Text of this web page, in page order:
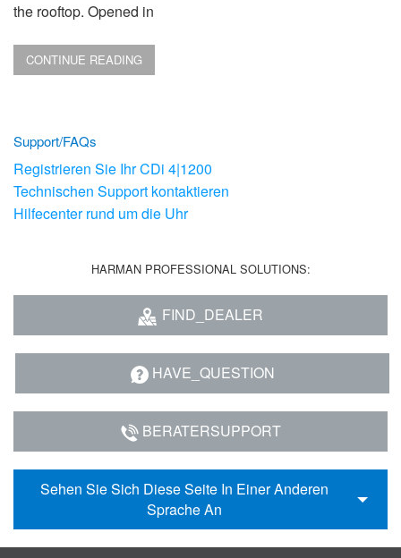
the rooftop. Opened in
CONTINUE READING
Support/FAQs
Registrieren Sie Ihr CDi 4|1200
Technischen Support kontaktieren
Hilfecenter rund um die Uhr
HARMAN PROFESSIONAL SOLUTIONS:
FIND_DEALER
HAVE_QUESTION
BERATERSUPPORT
Sehen Sie Sich Diese Seite In Einer Anderen
Sprache An